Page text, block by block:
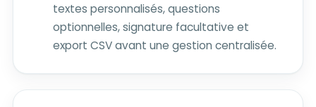
textes personnalisés, questions
optionnelles, signature facultative et
export CSV avant une gestion centralisée.